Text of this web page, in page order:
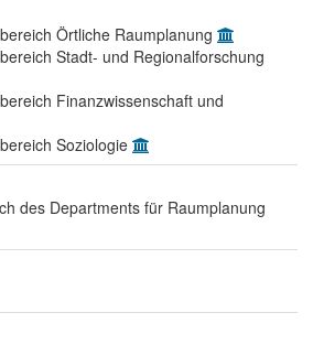
Örtliche Raumplanung
Stadt- und Regionalforschung
Finanzwissenschaft und
Soziologie
des Departments für Raumplanung